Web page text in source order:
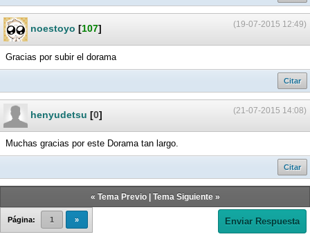
(19-07-2015 12:49)
noestoyo [107]
Gracias por subir el dorama
Citar
(21-07-2015 14:08)
henyudetsu [0]
Muchas gracias por este Dorama tan largo.
Citar
« Tema Previo| Tema Siguiente»
Página: 1 » Enviar Respuesta